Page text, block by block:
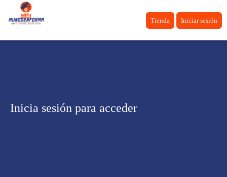
Tienda Iniciar sesión
Inicia sesión para acceder